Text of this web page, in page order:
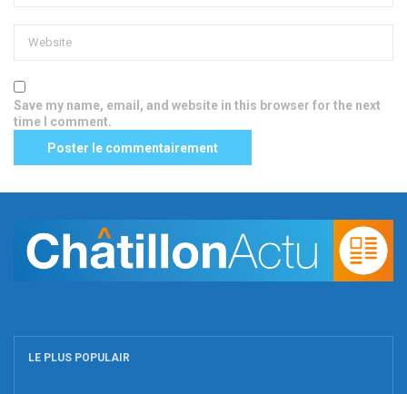
Save my name, email, and website in this browser for the next
time I comment.
LE PLUS POPULAIR